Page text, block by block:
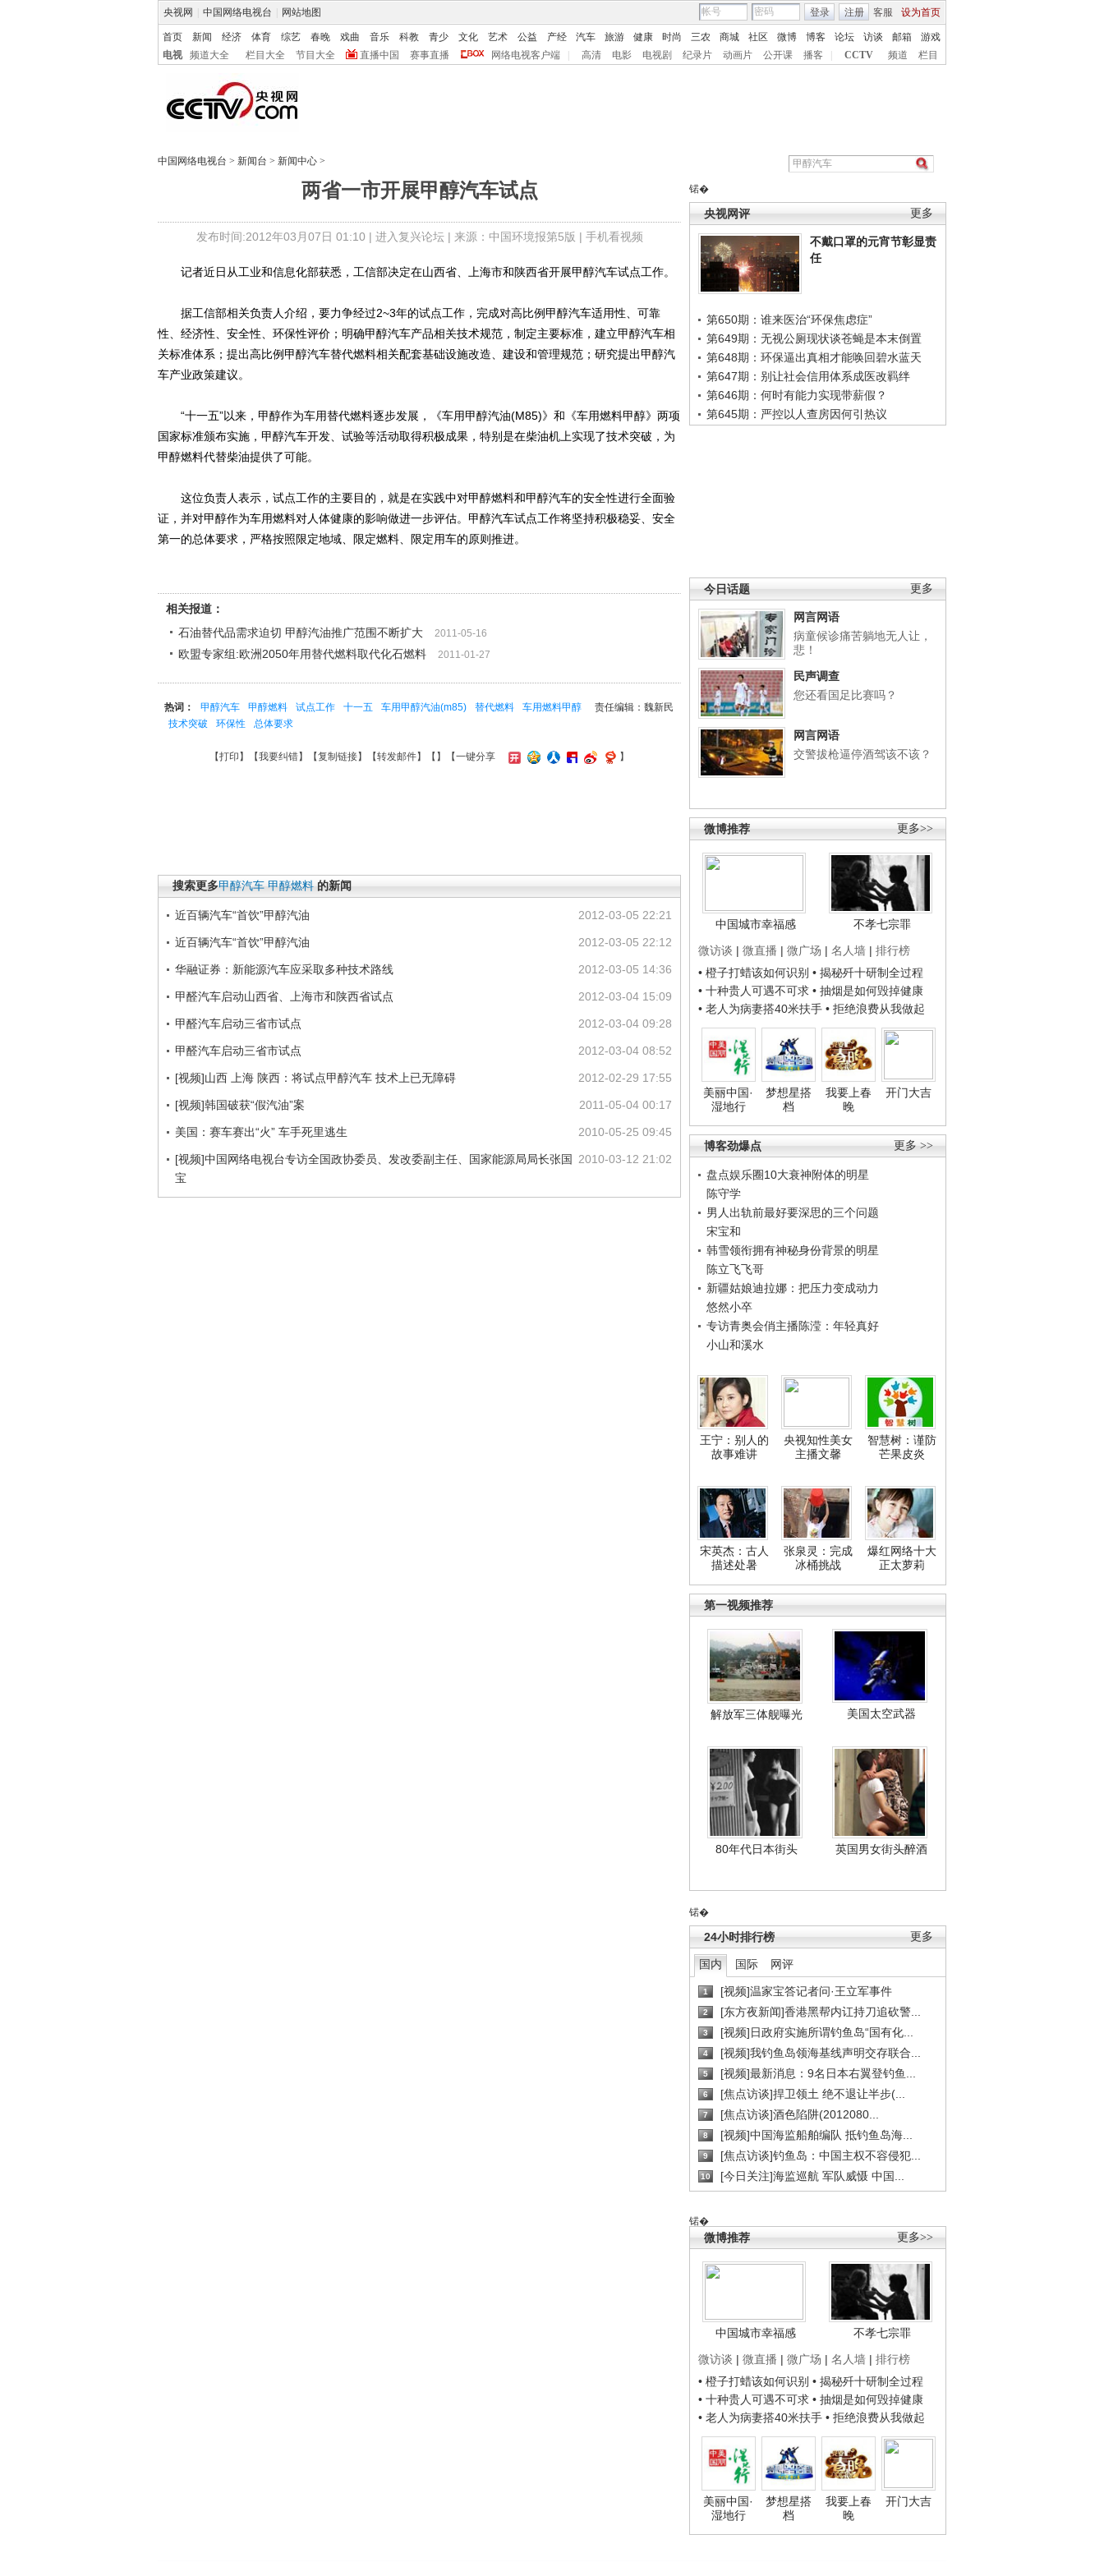
央视网 中国网络电视台 网站地图 客服 设为首页
登录 注册
首页 新闻 经济 体育 综艺 春晚 戏曲 音乐 科教 青少 文化 艺术 公益 产经 汽车 旅游 健康 时尚 三农 商城 社区 微博 博客 论坛 访谈 邮箱
游戏
电视
频道大全 栏目大全 节目大全 直播中国 赛事直播 网络电视客户端 高清 电影 电视剧 纪录片 动画片 公开课 播客 CCTV 频道 栏目
中国网络电视台 > 新闻台 > 新闻中心 >
两省一市开展甲醇汽车试点
发布时间:2012年03月07日 01:10 | 进入复兴论坛| 来源：中国环境报第5版 | 手机看视频
锘�
更多
央视网评
不戴口罩的元宵节彰显责
任
第650期：谁来医治“环保焦虑症”
第649期：无视公厕现状谈苍蝇是本末倒置
第648期：环保逼出真相才能唤回碧水蓝天
第647期：别让社会信用体系成医改羁绊
第646期：何时有能力实现带薪假？
第645期：严控以人查房因何引热议
更多
今日话题
网言网语
病童候诊痛苦躺地无人让，
悲！
民声调查
您还看国足比赛吗？
网言网语
交警拔枪逼停酒驾该不该？
更多>>
微博推荐
中国城市幸福感
不孝七宗罪
微访谈 | 微直播 | 微广场 | 名人墙 | 排行榜
• 橙子打蜡该如何识别 • 揭秘歼十研制全过程
• 十种贵人可遇不可求 • 抽烟是如何毁掉健康
• 老人为病妻搭40米扶手 • 拒绝浪费从我做起
美丽中国·
湿地行
梦想星搭
档
我要上春
晚
开门大吉
更多 >>
博客劲爆点
盘点娱乐圈10大衰神附体的明星
陈守学
男人出轨前最好要深思的三个问题
宋宝和
韩雪领衔拥有神秘身份背景的明星
陈立飞飞哥
新疆姑娘迪拉娜：把压力变成动力
悠然小卒
专访青奥会俏主播陈滢：年轻真好
小山和溪水
王宁：别人的
故事难讲
央视知性美女
主播文馨
智慧树：谨防
芒果皮炎
宋英杰：古人
描述处暑
张泉灵：完成
冰桶挑战
爆红网络十大
正太萝莉
第一视频推荐
解放军三体舰曝光 美国太空武器
80年代日本街头 英国男女街头醉酒
锘�
更多
24小时排行榜
国内 国际 网评
1 [视频]温家宝答记者问·王立军事件
2 [东方夜新闻]香港黑帮内讧持刀追砍警...
3 [视频]日政府实施所谓钓鱼岛“国有化...
4 [视频]我钓鱼岛领海基线声明交存联合...
5 [视频]最新消息：9名日本右翼登钓鱼...
6 [焦点访谈]捍卫领土 绝不退让半步(...
7 [焦点访谈]酒色陷阱(2012080...
8 [视频]中国海监船舶编队 抵钓鱼岛海...
9 [焦点访谈]钓鱼岛：中国主权不容侵犯...
10 [今日关注]海监巡航 军队威慑 中国...
锘�
更多>>
微博推荐
中国城市幸福感
不孝七宗罪
微访谈 | 微直播 | 微广场 | 名人墙 | 排行榜
• 橙子打蜡该如何识别 • 揭秘歼十研制全过程
• 十种贵人可遇不可求 • 抽烟是如何毁掉健康
• 老人为病妻搭40米扶手 • 拒绝浪费从我做起
美丽中国·
湿地行
梦想星搭
档
我要上春
晚
开门大吉
记者近日从工业和信息化部获悉，工信部决定在山西省、上海市和陕西省开展甲醇汽车试点工作。
据工信部相关负责人介绍，要力争经过2~3年的试点工作，完成对高比例甲醇汽车适用性、可靠
性、经济性、安全性、环保性评价；明确甲醇汽车产品相关技术规范，制定主要标准，建立甲醇汽车相
关标准体系；提出高比例甲醇汽车替代燃料相关配套基础设施改造、建设和管理规范；研究提出甲醇汽
车产业政策建议。
“十一五”以来，甲醇作为车用替代燃料逐步发展，《车用甲醇汽油(M85)》和《车用燃料甲醇》两项
国家标准颁布实施，甲醇汽车开发、试验等活动取得积极成果，特别是在柴油机上实现了技术突破，为
甲醇燃料代替柴油提供了可能。
这位负责人表示，试点工作的主要目的，就是在实践中对甲醇燃料和甲醇汽车的安全性进行全面验
证，并对甲醇作为车用燃料对人体健康的影响做进一步评估。甲醇汽车试点工作将坚持积极稳妥、安全
第一的总体要求，严格按照限定地域、限定燃料、限定用车的原则推进。
相关报道：
石油替代品需求迫切 甲醇汽油推广范围不断扩大
2011-05-16
欧盟专家组:欧洲2050年用替代燃料取代化石燃料 2011-01-27
责任编辑：魏新民
热词： 甲醇汽车 甲醇燃料 试点工作 十一五 车用甲醇汽油(m85) 替代燃料
车用燃料甲醇
技术突破
环保性 总体要求
【打印 】【我要纠错】【复制链接】【转发邮件】【 】 【一键分享 】
搜索更多甲醇汽车 甲醇燃料 的新闻
2012-03-05 22:21
近百辆汽车“首饮”甲醇汽油
2012-03-05 22:12
近百辆汽车“首饮”甲醇汽油
2012-03-05 14:36
华融证券：新能源汽车应采取多种技术路线
2012-03-04 15:09
甲醛汽车启动山西省、上海市和陕西省试点
2012-03-04 09:28
甲醛汽车启动三省市试点
2012-03-04 08:52
甲醛汽车启动三省市试点
2012-02-29 17:55
[视频]山西 上海 陕西：将试点甲醇汽车 技术上已无障碍
2011-05-04 00:17
[视频]韩国破获“假汽油”案
2010-05-25 09:45
美国：赛车赛出“火” 车手死里逃生
2010-03-12 21:02
[视频]中国网络电视台专访全国政协委员、发改委副主任、国家能源局局长张国
宝